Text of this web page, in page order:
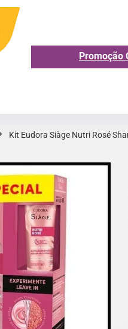
Promoção
Kit Eudora Siàge Nutri Rosé